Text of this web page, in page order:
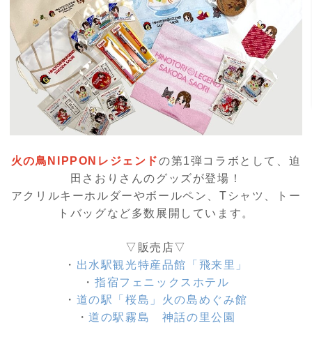
火の鳥NIPPONレジェンドの第1弾コラボとして、迫
田さおりさんのグッズが登場！
アクリルキーホルダーやボールペン、Tシャツ、トー
トバッグなど多数展開しています。
▽販売店▽
・ 出水駅観光特産品館「飛来里」
・ 指宿フェニックスホテル
・ 道の駅「桜島」火の島めぐみ館
・道の駅霧島 神話の里公園